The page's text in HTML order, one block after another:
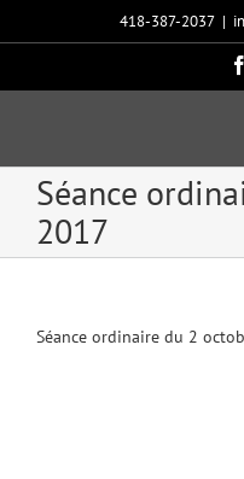
418-387-2037 |
Séance
2017
Séance ordinaire du 2